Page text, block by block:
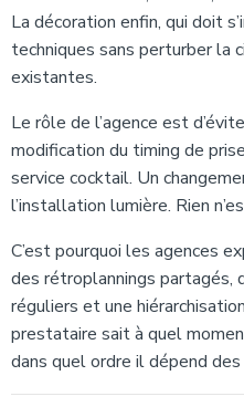
La décoration enfin, qui doit
techniques sans perturber la
existantes.
Le rôle de l’agence est
modification du timing de
service cocktail. Un
l’installation lumière. Rien
C’est pourquoi les agences
des rétroplannings partagés,
réguliers et une
prestataire sait à quel
dans quel ordre il dépend